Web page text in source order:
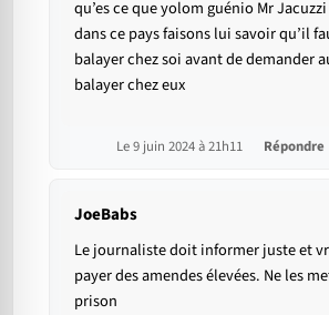
qu’es ce que yolom guénio Mr
dans ce pays faisons lui savoir qu’il
balayer chez soi avant de demander
balayer chez eux
Le 9 juin 2024 à 21h11 Répondre
JoeBabs
Le journaliste doit informer juste et
payer des amendes élevées. Ne les
prison